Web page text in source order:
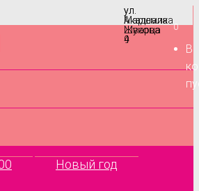
ул.
Маршала
Жукова
9
ул.
Академика
Шварца
4
0
В
Новый год